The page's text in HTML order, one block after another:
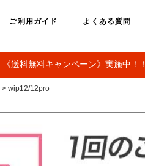
ご利用ガイド よくある質問
《送料無料キャンペーン》実施中！！
> wip12/12pro